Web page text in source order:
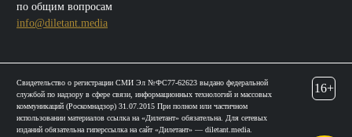
по общим вопросам
info@diletant.media
Свидетельство о регистрации СМИ Эл №ФС77-62623 выдано федеральной
службой по надзору в сфере связи, информационных технологий и массовых
коммуникаций (Роскомнадзор) 31.07.2015 При полном или частичном
использовании материалов ссылка на «Дилетант» обязательна. Для сетевых
изданий обязательна гиперссылка на сайт «Дилетант» — diletant.media.
16+